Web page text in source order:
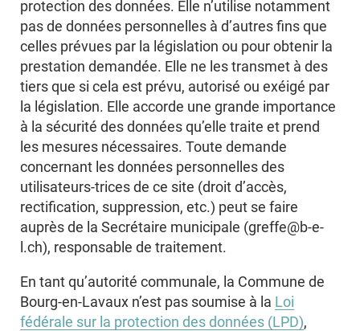
protection des données. Elle n’utilise notamment
pas de données personnelles à d’autres fins que
celles prévues par la législation ou pour obtenir la
prestation demandée. Elle ne les transmet à des
tiers que si cela est prévu, autorisé ou exéigé par
la législation. Elle accorde une grande importance
à la sécurité des données qu’elle traite et prend
les mesures nécessaires. Toute demande
concernant les données personnelles des
utilisateurs-trices de ce site (droit d’accès,
rectification, suppression, etc.) peut se faire
auprès de la Secrétaire municipale (greffe@b-e-
l.ch), responsable de traitement.
En tant qu’autorité communale, la Commune de
Bourg-en-Lavaux n’est pas soumise à la Loi
fédérale sur la protection des données (LPD),